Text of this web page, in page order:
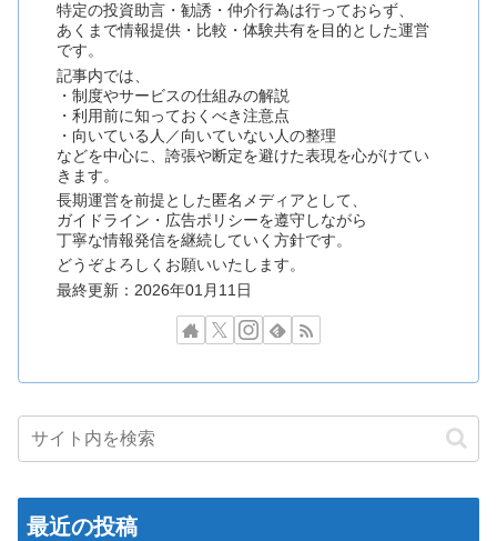
特定の投資助言・勧誘・仲介行為は行っておらず、
あくまで情報提供・比較・体験共有を目的とした運営
です。
記事内では、
・制度やサービスの仕組みの解説
・利用前に知っておくべき注意点
・向いている人／向いていない人の整理
などを中心に、誇張や断定を避けた表現を心がけてい
きます。
長期運営を前提とした匿名メディアとして、
ガイドライン・広告ポリシーを遵守しながら
丁寧な情報発信を継続していく方針です。
どうぞよろしくお願いいたします。
最終更新：2026年01月11日
最近の投稿